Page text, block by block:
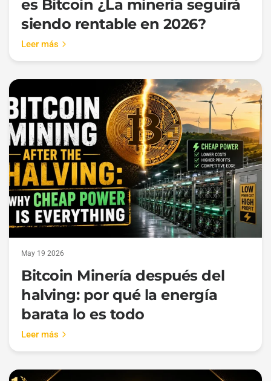
es Bitcoin ¿La minería seguirá
siendo rentable en 2026?
Leer más
May 19 2026
Bitcoin Minería después del
halving: por qué la energía
barata lo es todo
Leer más